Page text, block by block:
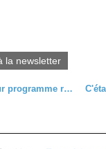
la newsletter
Mise à jour programme randonnées mai 2023